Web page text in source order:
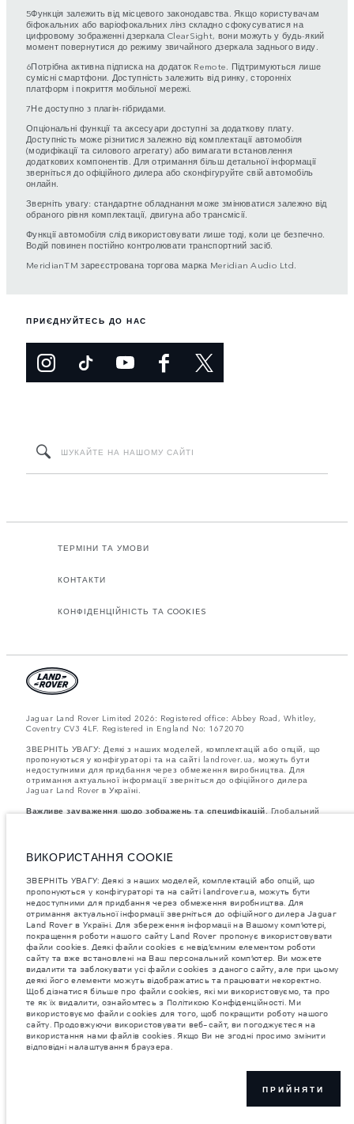
5Функція залежить від місцевого законодавства. Якщо користувачам
біфокальних або варіофокальних лінз складно сфокусуватися на
цифровому зображенні дзеркала ClearSight, вони можуть у будь-який
момент повернутися до режиму звичайного дзеркала заднього виду.
6Потрібна активна підписка на додаток Remote. Підтримуються лише
сумісні смартфони. Доступність залежить від ринку, сторонніх
платформ і покриття мобільної мережі.
7Не доступно з плагін-гібридами.
Опціональні функції та аксесуари доступні за додаткову плату.
Доступність може різнитися залежно від комплектації автомобіля
(модифікації та силового агрегату) або вимагати встановлення
додаткових компонентів. Для отримання більш детальної інформації
зверніться до офіційного дилера або сконфігуруйте свій автомобіль
онлайн.
Зверніть увагу: стандартне обладнання може змінюватися залежно від
обраного рівня комплектації, двигуна або трансмісії.
Функції автомобіля слід використовувати лише тоді, коли це безпечно.
Водій повинен постійно контролювати транспортний засіб.
MeridianTM зареєстрована торгова марка Meridian Audio Ltd.
ПРИЄДНУЙТЕСЬ ДО НАС
ТЕРМІНИ ТА УМОВИ
КОНТАКТИ
КОНФІДЕНЦІЙНІСТЬ ТА COOKIES
Jaguar Land Rover Limited 2026: Registered office: Abbey Road, Whitley,
Coventry CV3 4LF. Registered in England No: 1672070
ЗВЕРНІТЬ УВАГУ: Деякі з наших моделей, комплектацій або опцій, що
пропонуються у конфігураторі та на сайті landrover.ua, можуть бути
недоступними для придбання через обмеження виробництва. Для
отримання актуальної інформації зверніться до офіційного дилера
Jaguar Land Rover в Україні.
Важливе зауваження щодо зображень та специфікацій.Глобальний
використовуються на вебсайті, можуть не повністю відображати
поточні специфікації, опції, варіанти оздоблення та кольорові рішення.
інформації.
Зазначена вага відповідає стандартній специфікації автомобіля.
Аксесуари та інші елементи, встановлені після виробництва, можуть
впливати на вантажопідйомність. Під час завантаження автомобіля
аксесуарами, пасажирами, рідинами, паливом і корисним
навантаженням слід забезпечити, щоб загальна вага автомобіля та
максимальні навантаження на осі не перевищували допустимі
значення.
Jaguar Land Rover Limited постійно шукає шляхи поліпшити технічні
характеристики, дизайн і виробництво своїх автомобілів, деталей та
аксесуарів, зміни відбуваються постійно, і ми залишаємо за собою
право вносити зміни без попереднього повідомлення. Деякі функції
можуть відрізнятися від додаткових до стандартних для різних років
моделі. Інформація, технічні характеристики, двигуни і кольори на
цьому веб-сайті базуються на європейській специфікації і можуть
відрізнятися від ринку до ринку і можуть бути змінені без попереднього
зв'яжіться з офіційним дилером, щоб дізнатися про наявність і
ВИКОРИСТАННЯ COOKIE
ЗВЕРНІТЬ УВАГУ: Деякі з наших моделей, комплектацій або опцій, що
пропонуються у конфігураторі та на сайті landrover.ua, можуть бути
недоступними для придбання через обмеження виробництва. Для
отримання актуальної інформації зверніться до офіційного дилера Jaguar
Land Rover в Україні. Для збереження інформаціі на Вашому комп’ютері,
покращення роботи нашого сайту Land Rover пропонує використовувати
файли cookies. Деякі файли cookies є невід’ємним елементом роботи
сайту та вже встановлені на Ваш персональний комп’ютер. Ви можете
видалити та заблокувати усі файли cookies з даного сайту, але при цьому
деякі його елементи можуть відображатись та працювати некоректно.
Щоб дізнатися більше про файли cookies, які ми використовуємо, та про
те як їх видалити, ознайомтесь з Політикою Конфіденційності. Ми
використовуємо файли cookies для того, щоб покращити роботу нашого
сайту. Продовжуючи використовувати веб-сайт, ви погоджуєтеся на
використання нами файлів cookies. Якщо Ви не згодні просимо змінити
відповідні налаштування браузера.
ПРИЙНЯТИ